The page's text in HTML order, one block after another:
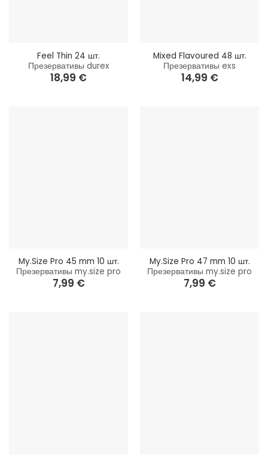
Feel Thin 24 шт.
Презервативы durex
18,99 €
Mixed Flavoured 48 шт.
Презервативы exs
14,99 €
My.Size Pro 45 mm 10 шт.
Презервативы my.size pro
7,99 €
My.Size Pro 47 mm 10 шт.
Презервативы my.size pro
7,99 €